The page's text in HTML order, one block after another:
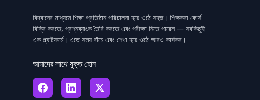
বিদ্বানের মাধ্যমে শিক্ষা প্রতিষ্ঠান পরিচালনা হয়ে ওঠে সহজ। শিক্ষকরা কোর্স
বিক্রি করতে, প্রশ্নব্যাংক তৈরি করতে এবং পরীক্ষা নিতে পারেন — সবকিছুই
এক প্ল্যাটফর্মে। এতে সময় বাঁচে এবং শেখা হয়ে ওঠে আরও কার্যকর।
আমাদের সাথে যুক্ত হোন